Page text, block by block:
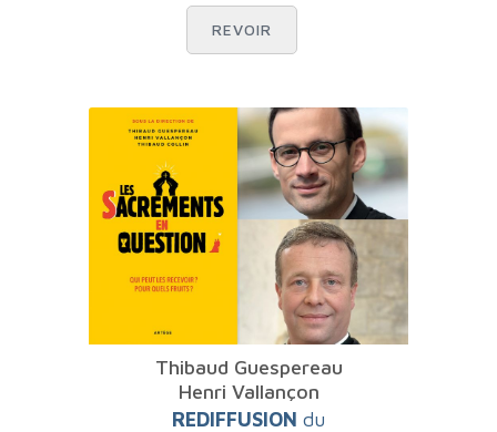
REVOIR
Thibaud Guespereau
Henri Vallançon
REDIFFUSION du